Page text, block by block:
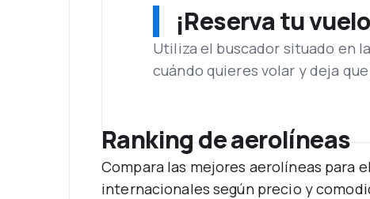
¡Reserva tu
Utiliza el buscador situado en
cuándo quieres volar y deja
Ranking de aerolíneas
Compara las mejores aerolíneas para
internacionales según precio y